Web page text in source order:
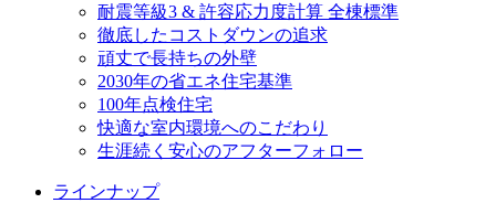
耐震等級3 & 許容応力度計算 全棟標準
徹底したコストダウンの追求
頑丈で長持ちの外壁
2030年の省エネ住宅基準
100年点検住宅
快適な室内環境へのこだわり
生涯続く安心のアフターフォロー
ラインナップ